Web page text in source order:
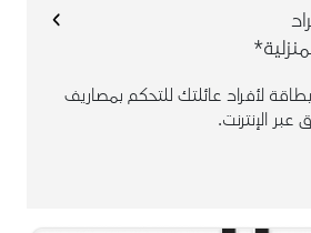
لأفراد عائلتك للتحكم بمصاريف
الإنترنت.